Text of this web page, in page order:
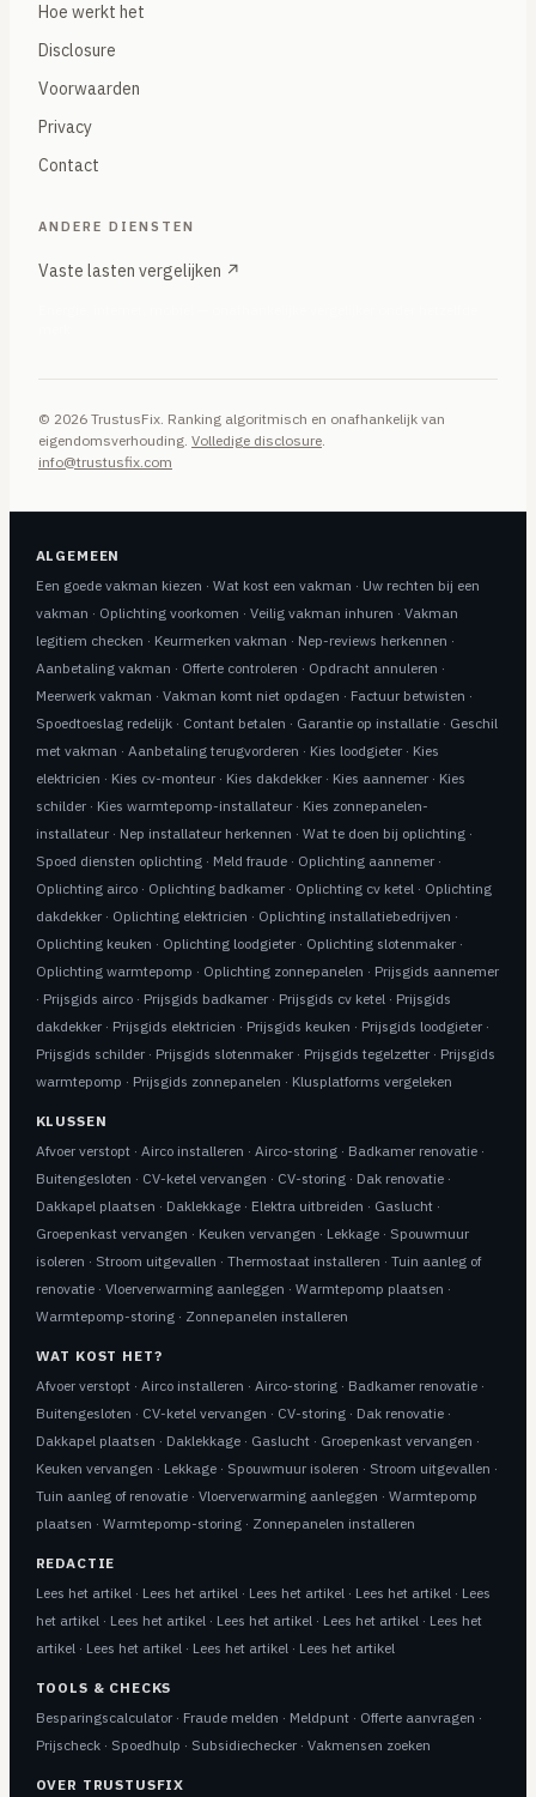
Hoe werkt het
Disclosure
Voorwaarden
Privacy
Contact
ANDERE DIENSTEN
Vaste lasten vergelijken ↗
© 2026 TrustusFix. Ranking algoritmisch en onafhankelijk van
eigendomsverhouding. Volledige disclosure.
info@trustusfix.com
ALGEMEEN
Een goede vakman kiezen · Wat kost een vakman · Uw rechten bij een
vakman · Oplichting voorkomen · Veilig vakman inhuren · Vakman
legitiem checken · Keurmerken vakman · Nep-reviews herkennen ·
Aanbetaling vakman · Offerte controleren · Opdracht annuleren ·
Meerwerk vakman · Vakman komt niet opdagen · Factuur betwisten ·
Spoedtoeslag redelijk· Contant betalen · Garantie op installatie· Geschil
met vakman · Aanbetaling terugvorderen · Kies loodgieter· Kies
elektricien · Kies cv-monteur· Kies dakdekker· Kies aannemer· Kies
schilder· Kies warmtepomp-installateur· Kies zonnepanelen-
installateur· Nep installateur herkennen · Wat te doen bij oplichting·
Spoed diensten oplichting· Meld fraude· Oplichting aannemer·
Oplichting airco· Oplichting badkamer· Oplichting cv ketel· Oplichting
dakdekker· Oplichting elektricien · Oplichting installatiebedrijven ·
Oplichting keuken · Oplichting loodgieter· Oplichting slotenmaker·
Oplichting warmtepomp · Oplichting zonnepanelen · Prijsgids aannemer
· Prijsgids airco· Prijsgids badkamer· Prijsgids cv ketel· Prijsgids
dakdekker· Prijsgids elektricien · Prijsgids keuken · Prijsgids loodgieter·
Prijsgids schilder· Prijsgids slotenmaker· Prijsgids tegelzetter· Prijsgids
warmtepomp · Prijsgids zonnepanelen · Klusplatforms vergeleken
KLUSSEN
Afvoer verstopt· Airco installeren · Airco-storing· Badkamer renovatie·
Buitengesloten · CV-ketel vervangen · CV-storing· Dak renovatie·
Dakkapel plaatsen · Daklekkage· Elektra uitbreiden · Gaslucht·
Groepenkast vervangen · Keuken vervangen · Lekkage· Spouwmuur
isoleren · Stroom uitgevallen · Thermostaat installeren · Tuin aanleg of
renovatie· Vloerverwarming aanleggen · Warmtepomp plaatsen ·
Warmtepomp-storing· Zonnepanelen installeren
WAT KOST HET?
Afvoer verstopt· Airco installeren · Airco-storing· Badkamer renovatie·
Buitengesloten · CV-ketel vervangen · CV-storing· Dak renovatie·
Dakkapel plaatsen · Daklekkage· Gaslucht· Groepenkast vervangen ·
Keuken vervangen · Lekkage· Spouwmuur isoleren · Stroom uitgevallen ·
Tuin aanleg of renovatie· Vloerverwarming aanleggen · Warmtepomp
plaatsen · Warmtepomp-storing· Zonnepanelen installeren
REDACTIE
Lees het artikel· Lees het artikel· Lees het artikel· Lees het artikel· Lees
het artikel· Lees het artikel· Lees het artikel· Lees het artikel· Lees het
artikel· Lees het artikel· Lees het artikel· Lees het artikel
TOOLS & CHECKS
Besparingscalculator· Fraude melden · Meldpunt· Offerte aanvragen ·
Prijscheck· Spoedhulp · Subsidiechecker· Vakmensen zoeken
OVER TRUSTUSFIX